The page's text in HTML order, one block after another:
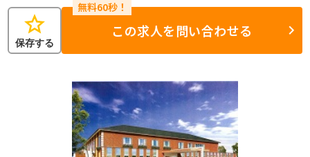
star
保存する
この求人を問い合わせる